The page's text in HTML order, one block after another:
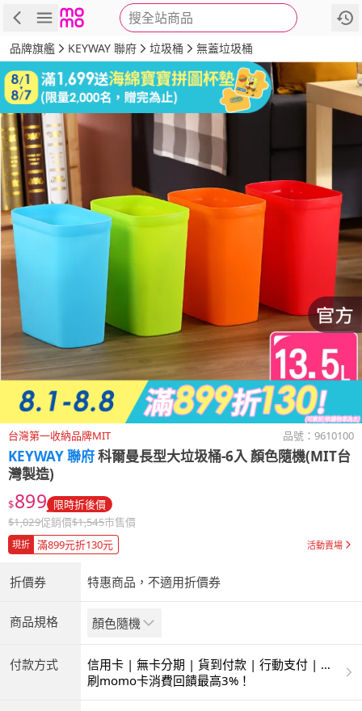
搜全站商品
商品 評價 詳情
品牌旗艦 KEYWAY 聯府 垃圾桶 無蓋垃圾桶
台灣第一收納品牌MIT 品號： 9610100
KEYWAY 聯府科爾曼長型大垃圾桶-6入 顏色隨機(MIT台
灣製造)
$899 限時折後價
$1,029促銷價$1,545市售價
現折 滿899元折130元 活動賣場
折價券 特惠商品，不適用折價券
商品規格 顏色隨機
付款方式
信用卡 | 無卡分期 | 貨到付款 | 行動支付 | 超
商付款 | ATM | 銀聯卡
刷momo卡消費回饋最高3%！